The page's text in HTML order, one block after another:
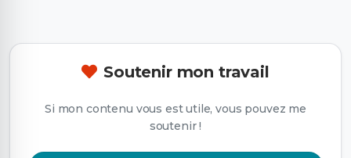
Soutenir mon travail
Si mon contenu vous est utile, vous pouvez me
soutenir !